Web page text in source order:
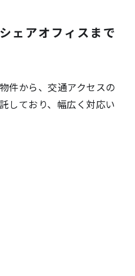
シェアオフィスまで
件から、交通アクセスの
しており、幅広く対応い